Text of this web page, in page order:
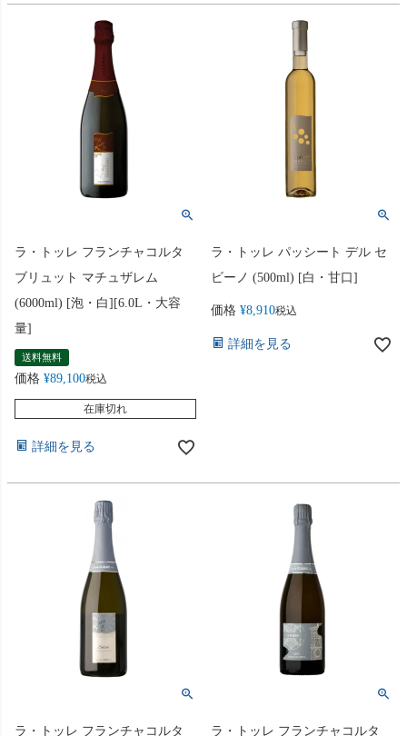
ラ・トッレ フランチャコルタ
ブリュット マチュザレム
(6000ml) [泡・白][6.0L・大容
量]
送料無料
価格 ¥89,100税込
在庫切れ
詳細を見る
ラ・トッレ パッシート デル セ
ビーノ (500ml) [白・甘口]
価格 ¥8,910税込
詳細を見る
ラ・トッレ フランチャコルタ
ラ・トッレ フランチャコルタ